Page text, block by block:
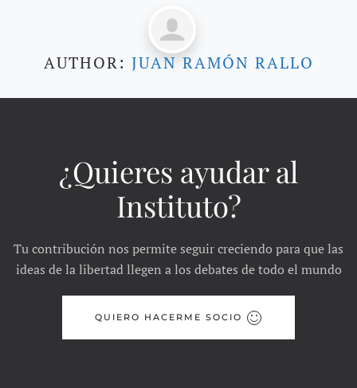
AUTHOR: JUAN RAMÓN RALLO
¿Quieres ayudar al
Instituto?
Tu contribución nos permite seguir creciendo para que las
ideas de la libertad llegen a los debates de todo el mundo
QUIERO HACERME SOCIO